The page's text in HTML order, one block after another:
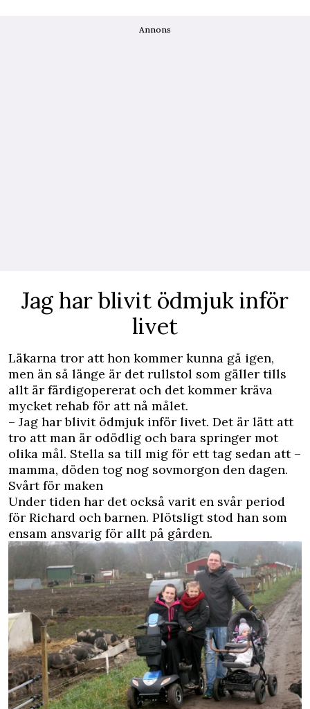
Annons
Jag har blivit ödmjuk inför
livet
Läkarna tror att hon kommer kunna gå igen,
men än så länge är det rullstol som gäller tills
allt är färdigopererat och det kommer kräva
mycket rehab för att nå målet.
– Jag har blivit ödmjuk inför livet. Det är lätt att
tro att man är odödlig och bara springer mot
olika mål. Stella sa till mig för ett tag sedan att –
mamma, döden tog nog sovmorgon den dagen.
Svårt för maken
Under tiden har det också varit en svår period
för Richard och barnen. Plötsligt stod han som
ensam ansvarig för allt på gården.